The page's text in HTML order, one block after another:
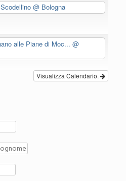
@ Bologna
alle Piane di Moc... @
Visualizza Calendario.